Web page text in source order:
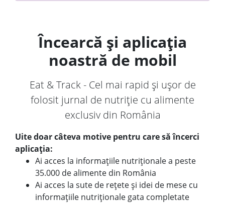
Încearcă și aplicația
noastră de mobil
Eat & Track - Cel mai rapid și ușor de
folosit jurnal de nutriție cu alimente
exclusiv din România
Uite doar câteva motive pentru care să încerci
aplicația:
Ai acces la informațiile nutriționale a peste
35.000 de alimente din România
Ai acces la sute de rețete și idei de mese cu
informațiile nutriționale gata completate